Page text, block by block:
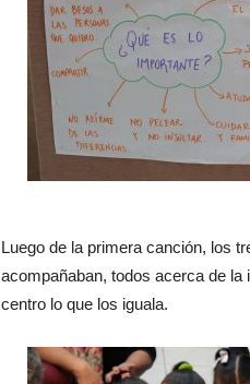
Luego de la primera canción, los
acompañaban, todos acerca de
centro lo que los iguala.